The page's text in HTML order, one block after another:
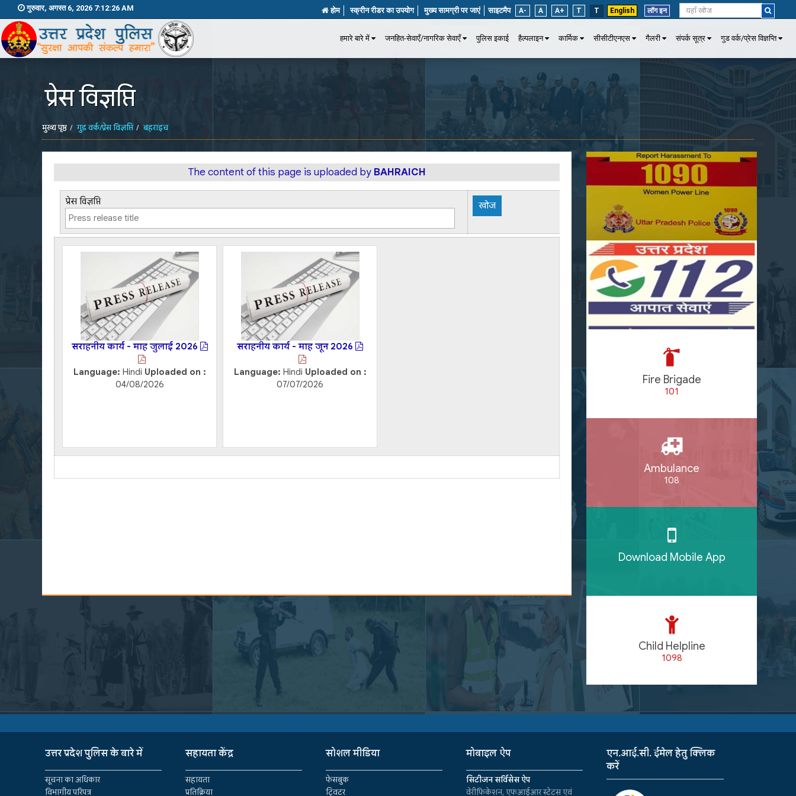
गुरुवार, अगस्त 6, 2026 7:12:26 AM होम स्क्रीन रीडर का उपयोग मुख्य सामग्री पर जाएं साइटमैप A- A A+ T T English लॉग इन
हमारे बारे में जनहित-सेवाएँ/नागरिक सेवाएँ पुलिस इकाई हैल्पलाइन कार्मिक सीसीटीएनएस गैलरी संपर्क सूत्र गुड वर्क/प्रेस विज्ञप्ति
प्रेस विज्ञप्ति
मुख्य पृष्ठ गुड वर्क/प्रेस विज्ञप्ति बहराइच
The content of this page is uploaded by BAHRAICH
प्रेस विज्ञप्ति
सराहनीय कार्य - माह जुलाई 2026
Language: Hindi Uploaded on :
04/08/2026
सराहनीय कार्य - माह जून 2026
Language: Hindi Uploaded on :
07/07/2026
Fire Brigade
101
Ambulance
108
Download Mobile App
Child Helpline
1098
उत्तर प्रदेश पुलिस के बारे में
सूचना का अधिकार
विभागीय परिपत्र
सहायता केंद्र
सहायता
प्रतिक्रिया
सोशल मीडिया
फेसबुक
ट्विटर
मोबाइल ऐप
सिटीजन सर्विसेस ऐप
वेरीफिकेशन, एफआईआर स्टेटस एवं
एन.आई.सी. ईमेल हेतु क्लिक
करें